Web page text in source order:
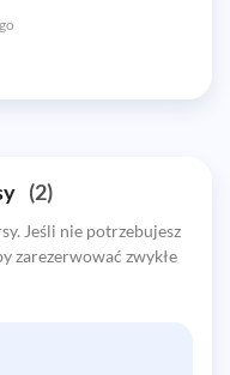
(2)
Jeśli nie potrzebujesz
zarezerwować zwykłe